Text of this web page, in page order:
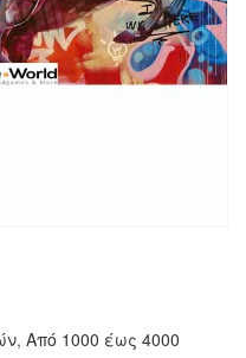
, Από 1000 έως 4000